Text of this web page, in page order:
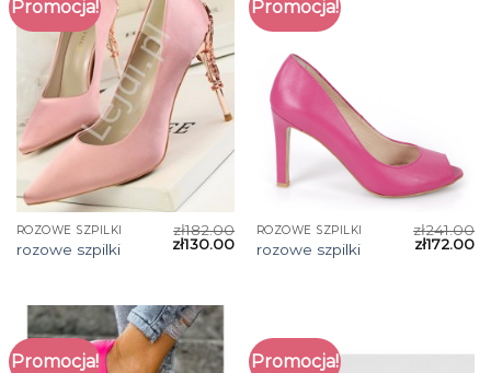
Promocja!
ROZOWE SZPILKI
rozowe szpilki
zł182.00
zł130.00
Promocja!
ROZOWE SZPILKI
rozowe szpilki
zł241.00
zł172.00
Promocja! Promocja!